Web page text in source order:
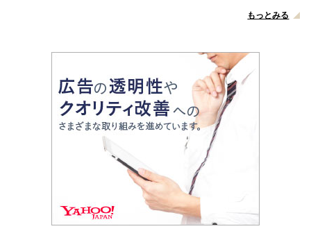
もっとみる